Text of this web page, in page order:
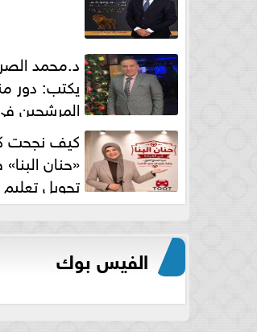
د.محمد
يكتب: دور
المرشحين
الانتخابات
كيف نجحت
«حنان
تحويل تعليم
النسائية من خوف...
الفيس بوك